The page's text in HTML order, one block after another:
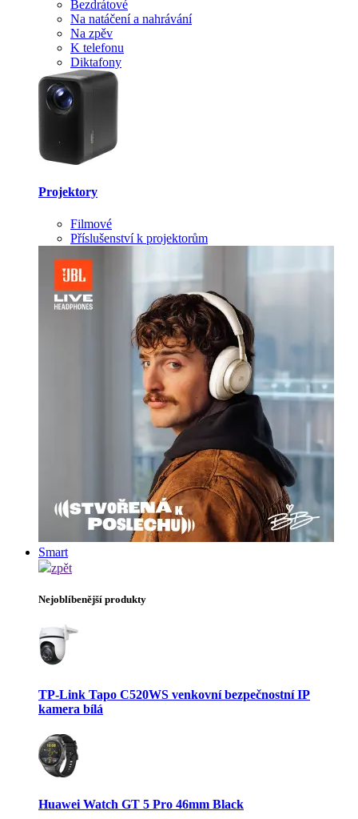
Bezdrátové
Na natáčení a nahrávání
Na zpěv
K telefonu
Diktafony
Projektory
Filmové
Příslušenství k projektorům
Smart
zpět
Nejoblíbenější produkty
TP-Link Tapo C520WS venkovní bezpečnostní IP
kamera bílá
Huawei Watch GT 5 Pro 46mm Black